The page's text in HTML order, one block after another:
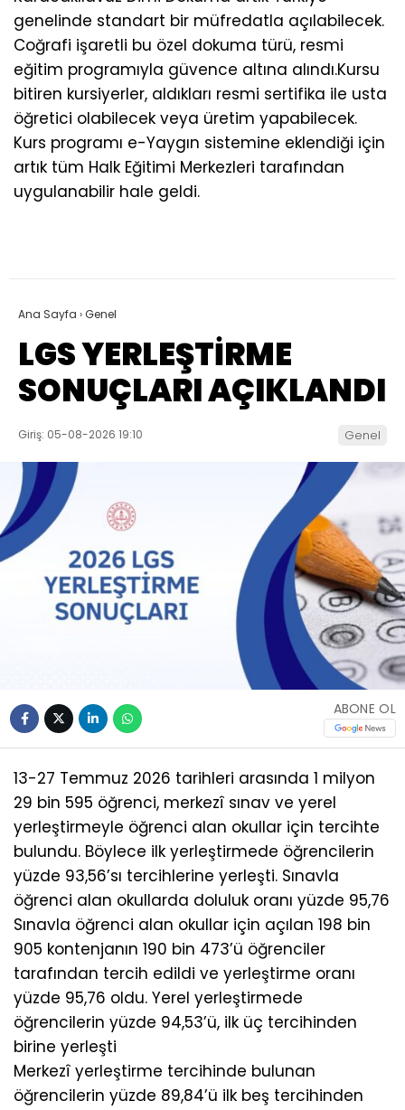
genelinde standart bir müfredatla açılabilecek.
Coğrafi işaretli bu özel dokuma türü, resmi
eğitim programıyla güvence altına alındı.Kursu
bitiren kursiyerler, aldıkları resmi sertifika ile usta
öğretici olabilecek veya üretim yapabilecek.
Kurs programı e-Yaygın sistemine eklendiği için
artık tüm Halk Eğitimi Merkezleri tarafından
uygulanabilir hale geldi.
Ana Sayfa ›Genel
LGS YERLEŞTİRME
SONUÇLARI AÇIKLANDI
Giriş: 05-08-2026 19:10 Genel
ABONE OL
13-27 Temmuz 2026 tarihleri arasında 1 milyon
29 bin 595 öğrenci, merkezî sınav ve yerel
yerleştirmeyle öğrenci alan okullar için tercihte
bulundu. Böylece ilk yerleştirmede öğrencilerin
yüzde 93,56’sı tercihlerine yerleşti. Sınavla
öğrenci alan okullarda doluluk oranı yüzde 95,76
Sınavla öğrenci alan okullar için açılan 198 bin
905 kontenjanın 190 bin 473’ü öğrenciler
tarafından tercih edildi ve yerleştirme oranı
yüzde 95,76 oldu. Yerel yerleştirmede
öğrencilerin yüzde 94,53’ü, ilk üç tercihinden
birine yerleşti
Merkezî yerleştirme tercihinde bulunan
öğrencilerin yüzde 89,84’ü ilk beş tercihinden